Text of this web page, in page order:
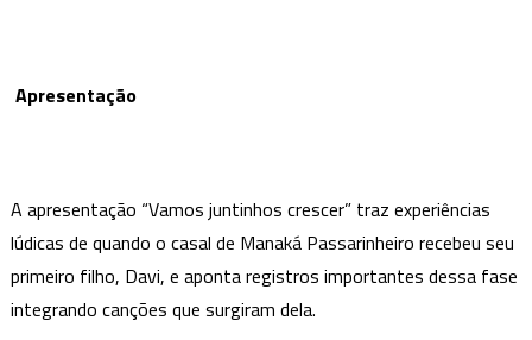
Apresentação
A apresentação “Vamos juntinhos crescer” traz experiências
lúdicas de quando o casal de Manaká Passarinheiro recebeu seu
primeiro filho, Davi, e aponta registros importantes dessa fase
integrando canções que surgiram dela.